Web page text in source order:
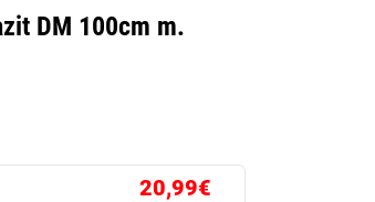
DM 100cm m.
20,99€